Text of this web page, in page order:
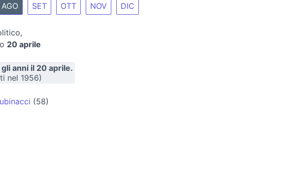
AGO SET OTT NOV DIC
20 aprile
anni il 20 aprile.
nel 1956)
(58)